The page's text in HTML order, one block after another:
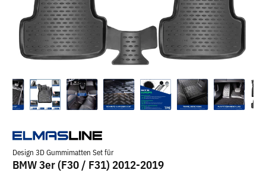
Design 3D Gummimatten Set für
BMW 3er (F30 / F31) 2012-2019